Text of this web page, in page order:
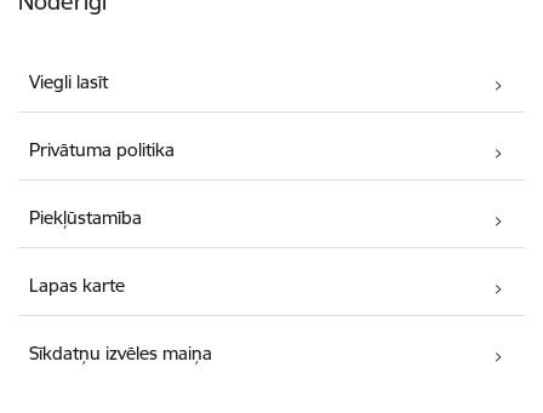
Viegli lasīt
Privātuma politika
Piekļūstamība
Lapas karte
Sīkdatņu izvēles maiņa